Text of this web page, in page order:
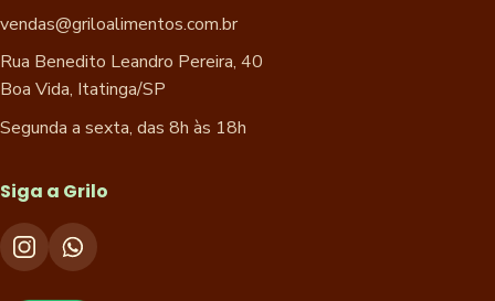
vendas@griloalimentos.com.br
Rua Benedito Leandro Pereira, 40
Boa Vida, Itatinga/SP
Segunda a sexta, das 8h às 18h
Siga a Grilo